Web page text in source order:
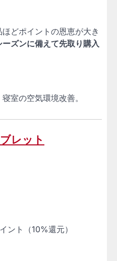
ほどポイントの恩恵が大き
ズンに備えて先取り購入
寝室の空気環境改善。
レット
ント（10%還元）